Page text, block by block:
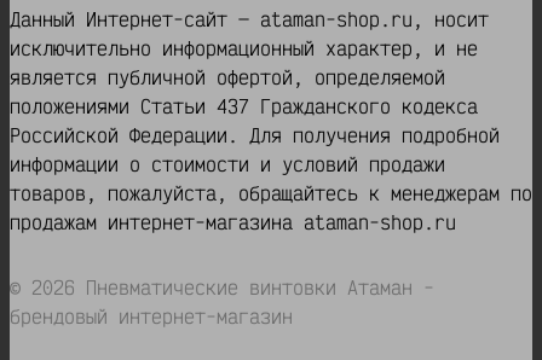
Данный Интернет-сайт — ataman-shop.ru, носит
исключительно информационный характер, и не
является публичной офертой, определяемой
положениями Статьи 437 Гражданского кодекса
Российской Федерации. Для получения подробной
информации о стоимости и условий продажи
товаров, пожалуйста, обращайтесь к менеджерам по
продажам интернет-магазина ataman-shop.ru
© 2026 Пневматические винтовки Атаман -
брендовый интернет-магазин